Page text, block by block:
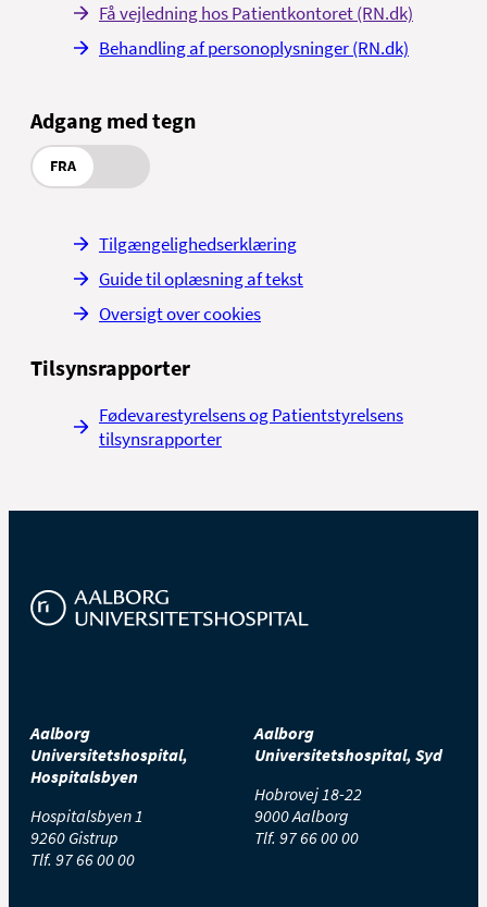
Få vejledning hos Patientkontoret (RN.dk)
Behandling af personoplysninger (RN.dk)
Adgang med tegn
FRA
Tilgængelighedserklæring
Guide til oplæsning af tekst
Oversigt over cookies
Tilsynsrapporter
Fødevarestyrelsens og Patientstyrelsens
tilsynsrapporter
Aalborg
Universitetshospital,
Hospitalsbyen
Hospitalsbyen 1
9260 Gistrup
Tlf. 97 66 00 00
Aalborg
Universitetshospital, Syd
Hobrovej 18-22
9000 Aalborg
Tlf. 97 66 00 00